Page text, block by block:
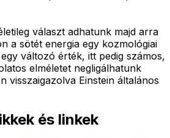
választ adhatunk majd arra
a sötét energia egy kozmológiai
változó érték, itt pedig számos,
elméletet negligálhatunk
visszaigazolva Einstein általános
és linkek